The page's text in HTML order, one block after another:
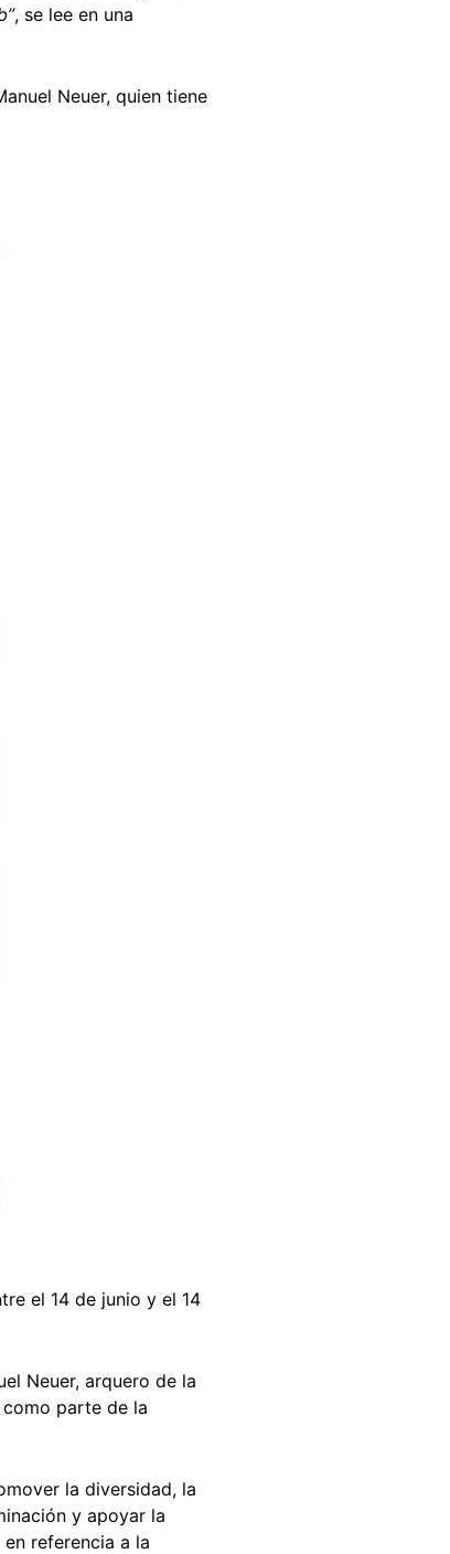
, se lee en una
Neuer, quien tiene
el 14 de junio y el 14
Neuer, arquero de la
parte de la
la diversidad, la
y apoyar la
referencia a la